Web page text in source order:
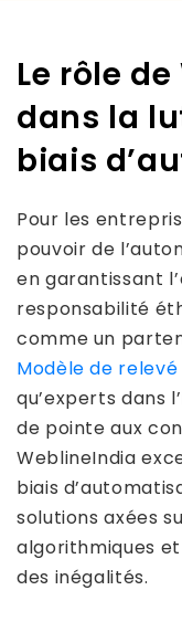
Le rôle
dans la
biais
Pour les
pouvoir de
en garantissant
responsabilité
comme un
Modèle de relevé
qu’experts dans
de pointe aux
WeblineIndia
biais
solutions axées
algorithmiques
des inégalités.